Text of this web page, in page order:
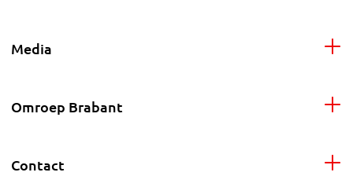
Media
Omroep Brabant
Contact